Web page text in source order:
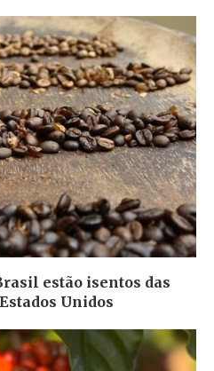
estão isentos das
Unidos